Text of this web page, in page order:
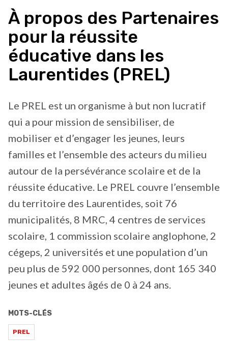
À propos des Partenaires
pour la réussite
éducative dans les
Laurentides (PREL)
Le PREL est un organisme à but non lucratif
qui a pour mission de sensibiliser, de
mobiliser et d’engager les jeunes, leurs
familles et l’ensemble des acteurs du milieu
autour de la persévérance scolaire et de la
réussite éducative. Le PREL couvre l’ensemble
du territoire des Laurentides, soit 76
municipalités, 8 MRC, 4 centres de services
scolaire, 1 commission scolaire anglophone, 2
cégeps, 2 universités et une population d’un
peu plus de 592 000 personnes, dont 165 340
jeunes et adultes âgés de 0 à 24 ans.
MOTS-CLÉS
PREL